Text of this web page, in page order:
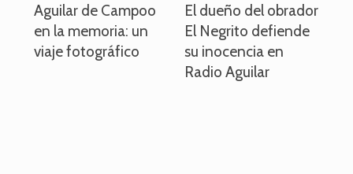
Aguilar de Campoo
en la memoria: un
viaje fotográfico
El dueño del obrador
El Negrito defiende
su inocencia en
Radio Aguilar